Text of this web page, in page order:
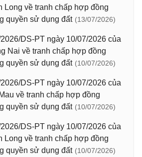
Long về tranh chấp hợp đồng
quyền sử dụng đất (13/07/2026)
DS-PT ngày 10/07/2026 của
Nai về tranh chấp hợp đồng
quyền sử dụng đất (10/07/2026)
DS-PT ngày 10/07/2026 của
về tranh chấp hợp đồng
quyền sử dụng đất (10/07/2026)
DS-PT ngày 10/07/2026 của
Long về tranh chấp hợp đồng
quyền sử dụng đất (10/07/2026)